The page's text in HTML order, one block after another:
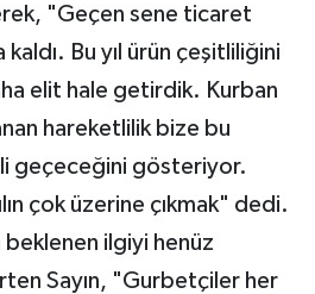
"Geçen sene ticaret
Bu yıl ürün çeşitliliğini
elit hale getirdik. Kurban
hareketlilik bize bu
geçeceğini gösteriyor.
çok üzerine çıkmak" dedi.
ilgiyi henüz
Sayın, "Gurbetçiler her